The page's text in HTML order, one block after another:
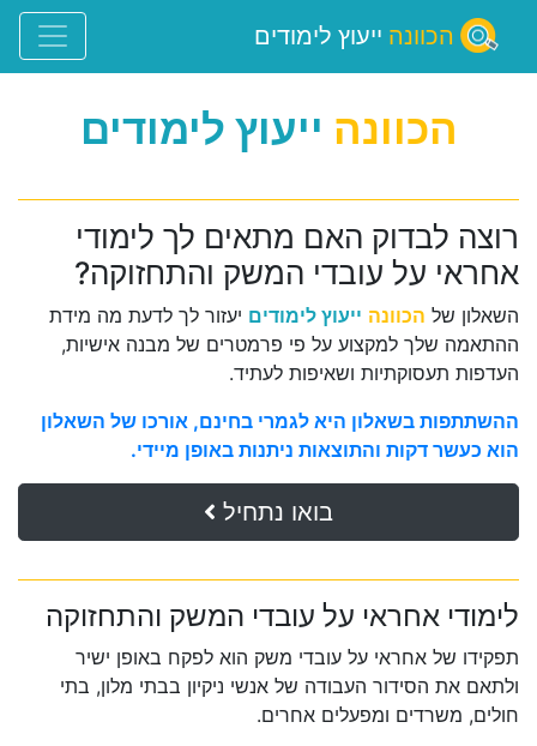
הכוונה ייעוץ לימודים
הכוונה ייעוץ לימודים
רוצה לבדוק האם מתאים לך לימודי
אחראי על עובדי המשק והתחזוקה?
השאלון של הכוונה ייעוץ לימודים יעזור לך לדעת מה מידת
ההתאמה שלך למקצוע על פי פרמטרים של מבנה אישיות,
העדפות תעסוקתיות ושאיפות לעתיד.
ההשתתפות בשאלון היא לגמרי בחינם, אורכו של השאלון
הוא כעשר דקות והתוצאות ניתנות באופן מיידי.
בואו נתחיל
לימודי אחראי על עובדי המשק והתחזוקה
תפקידו של אחראי על עובדי משק הוא לפקח באופן ישיר
ולתאם את הסידור העבודה של אנשי ניקיון בבתי מלון, בתי
חולים, משרדים ומפעלים אחרים.